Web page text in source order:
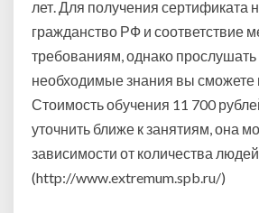
лет. Для получения сертификата
гражданство РФ и соответствие
требованиям, однако прослушать
необходимые знания вы сможете
Стоимость обучения 11 700
уточнить ближе к занятиям, она
зависимости от количества
(http://www.extremum.spb.ru/)